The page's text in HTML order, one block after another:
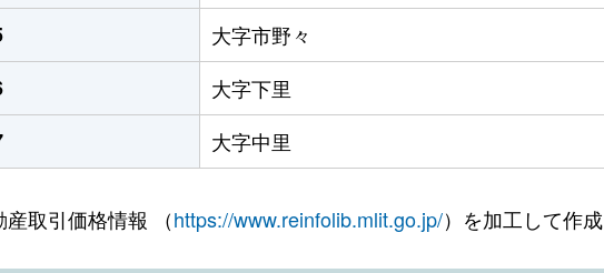
大字市野々
大字下里
大字中里
取引価格情報 （https://www.reinfolib.mlit.go.jp/）を加工して作成